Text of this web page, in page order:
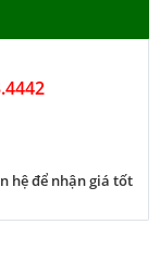
hệ để nhận giá tốt